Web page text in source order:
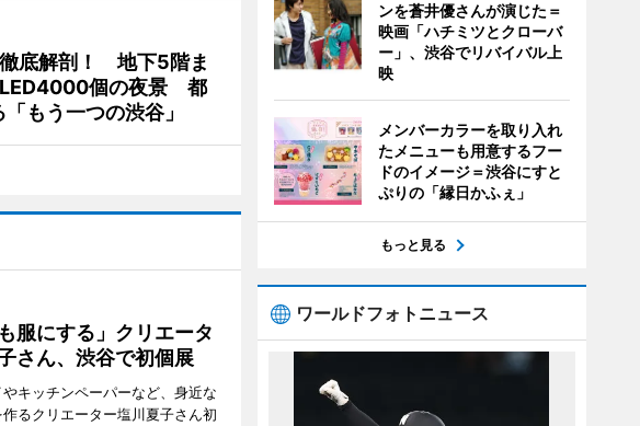
底解剖！ 地下5階ま
LED4000個の夜景 都
もう一つの渋谷」
服にする」クリエータ
さん、渋谷で初個展
キッチンペーパーなど、身近な
作るクリエーター塩川夏子さん初
ンを蒼井優さんが演じた＝
映画「ハチミツとクローバ
ー」、渋谷でリバイバル上
映
メンバーカラーを取り入れ
たメニューも用意するフー
ドのイメージ＝渋谷にすと
ぷりの「縁日かふぇ」
もっと見る
ワールドフォトニュース